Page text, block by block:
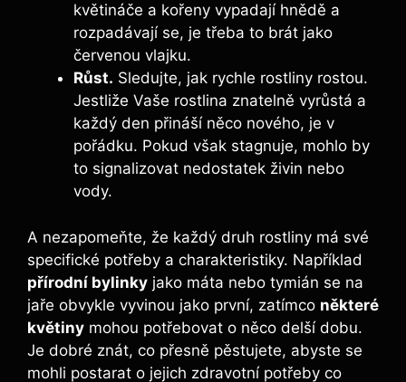
květináče a kořeny vypadají hnědě a
rozpadávají se, je třeba to brát jako
červenou vlajku.
Růst. Sledujte, jak rychle rostliny rostou.
Jestliže Vaše rostlina znatelně vyrůstá a
každý den přináší něco nového, je v
pořádku. Pokud však stagnuje, mohlo by
to signalizovat nedostatek živin nebo
vody.
A nezapomeňte, že každý druh rostliny má své
specifické potřeby a charakteristiky. Například
přírodní bylinky jako máta nebo tymián se na
jaře obvykle vyvinou jako první, zatímco některé
květiny mohou potřebovat o něco delší dobu.
Je dobré znát, co přesně pěstujete, abyste se
mohli postarat o jejich zdravotní potřeby co